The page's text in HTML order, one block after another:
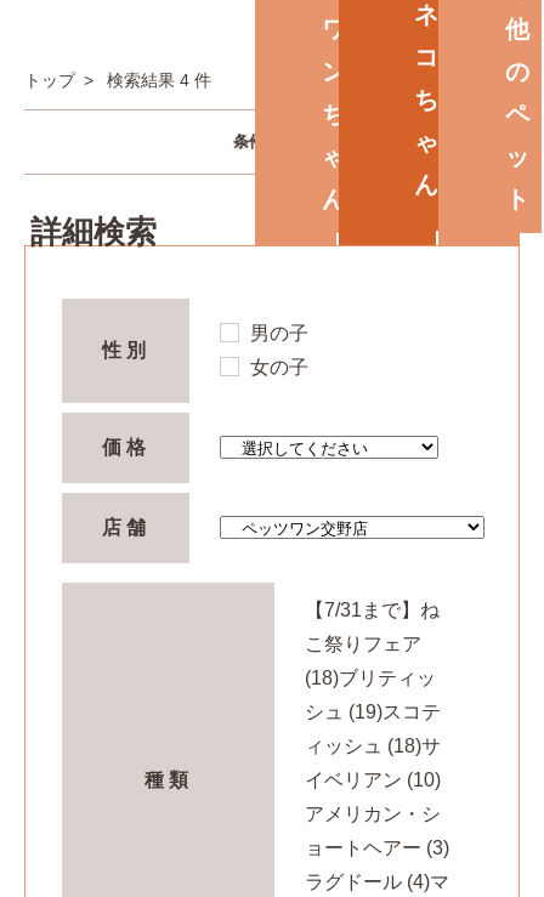
トップ 検索結果 4 件
条件で探す
詳細検索
ワ
ン
ち
ゃ
ん
ネ
コ
ち
ゃ
ん
他
の
ペ
ッ
ト
性別
男の子
女の子
価格
店舗
種類
【7/31まで】ね
こ祭りフェア
(18)ブリティッ
シュ (19)スコテ
ィッシュ (18)サ
イベリアン (10)
アメリカン・シ
ョートヘアー (3)
ラグドール (4)マ